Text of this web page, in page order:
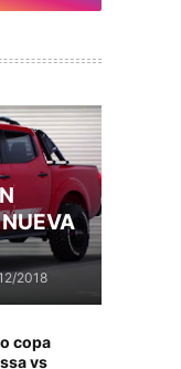
2018
copa
vs